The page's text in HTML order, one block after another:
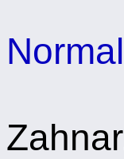
Normal